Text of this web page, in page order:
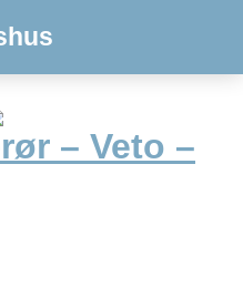
– Veto –